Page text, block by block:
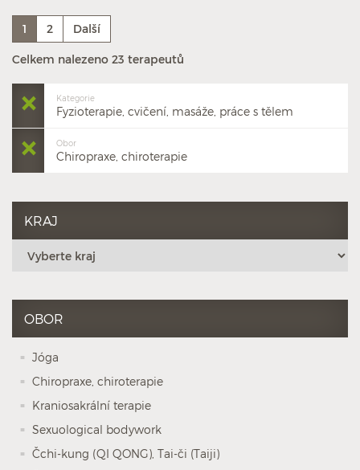
1 2 Další
Celkem nalezeno 23 terapeutů
Kategorie
Fyzioterapie, cvičení, masáže, práce s tělem
Obor
Chiropraxe, chiroterapie
KRAJ
OBOR
Jóga
Chiropraxe, chiroterapie
Kraniosakrální terapie
Sexuological bodywork
Čchi-kung (QI QONG), Tai-či (Taiji)